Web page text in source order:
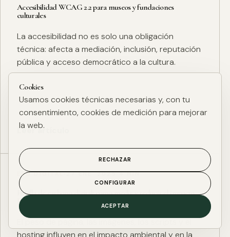
Accesibilidad WCAG 2.2 para museos y fundaciones
culturales
La accesibilidad no es solo una obligación
técnica: afecta a mediación, inclusión, reputación
pública y acceso democrático a la cultura.
Leer artículo
ESG DIGITAL·27 ENE. 2025·4 MIN
Huella de carbono digital: cómo medir y reducir el impacto
ESG de una web
El peso de página, las imágenes, los scripts y el
hosting influyen en el impacto ambiental y en la
Cookies
Usamos cookies técnicas necesarias y, con tu
consentimiento, cookies de medición para mejorar
la web.
RECHAZAR
CONFIGURAR
ACEPTAR